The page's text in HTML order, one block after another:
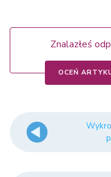
Znalazłeś
OCEŃ